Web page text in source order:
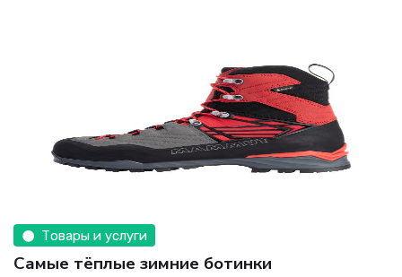
Товары и услуги
Самые тёплые зимние ботинки